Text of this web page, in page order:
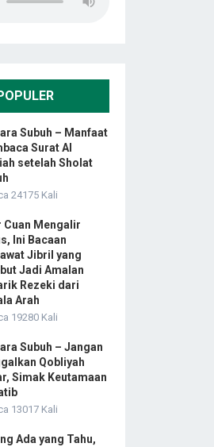
Subuh – Manfaat
Surat Al
setelah Sholat
24175 Kali
Cuan Mengalir
Ini Bacaan
Jibril yang
Jadi Amalan
Rezeki dari
Arah
19280 Kali
Subuh – Jangan
Qobliyah
Simak Keutamaan
13017 Kali
Ada yang Tahu,